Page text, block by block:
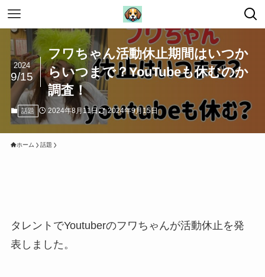
フワちゃん活動休止期間はいつか
らいつまで？YouTubeも休むのか
調査！
2024
9/15
話題 2024年8月11日 2024年9月15日
ホーム 話題
タレントでYoutuberのフワちゃんが活動休止を発
表しました。